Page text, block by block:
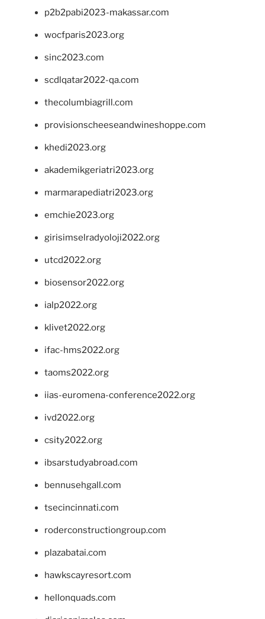
p2b2pabi2023-makassar.com
wocfparis2023.org
sinc2023.com
scdlqatar2022-qa.com
thecolumbiagrill.com
provisionscheeseandwineshoppe.com
khedi2023.org
akademikgeriatri2023.org
marmarapediatri2023.org
emchie2023.org
girisimselradyoloji2022.org
utcd2022.org
biosensor2022.org
ialp2022.org
klivet2022.org
ifac-hms2022.org
taoms2022.org
iias-euromena-conference2022.org
ivd2022.org
csity2022.org
ibsarstudyabroad.com
bennusehgall.com
tsecincinnati.com
roderconstructiongroup.com
plazabatai.com
hawkscayresort.com
hellonquads.com